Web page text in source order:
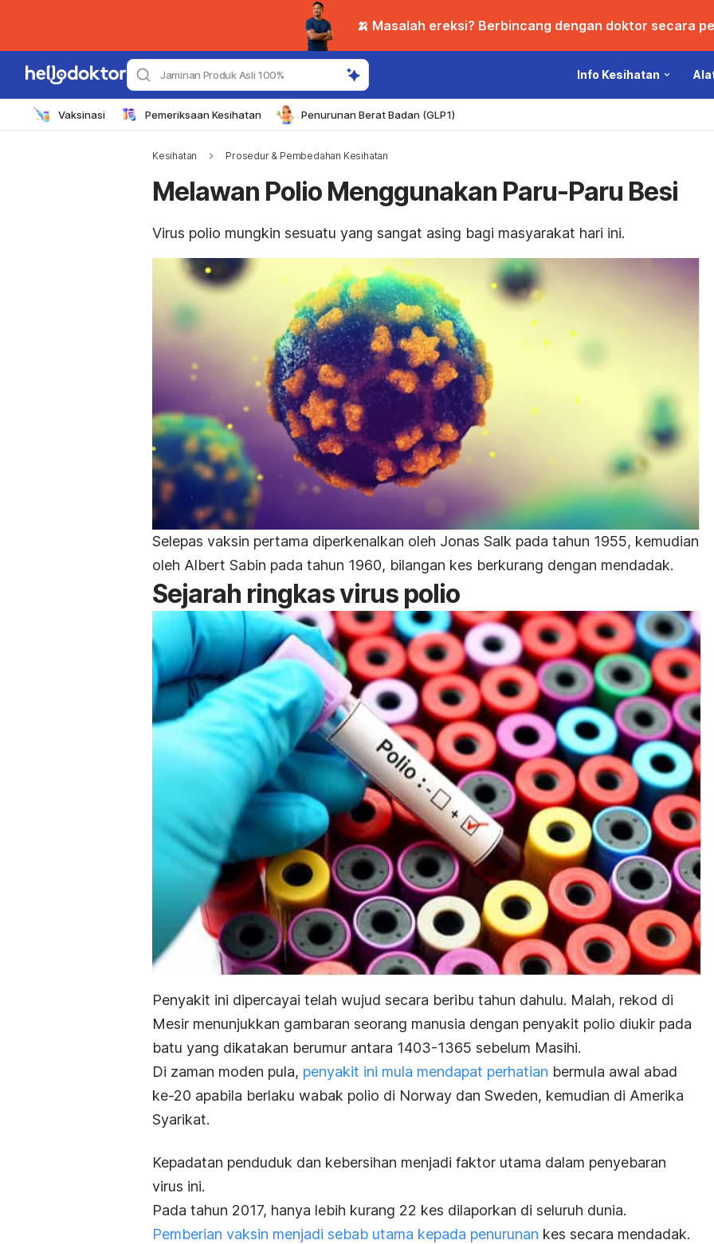
🍌 Masalah ereksi? Berbincang dengan doktor secara
Jaminan Produk Asli 100% Info Kesihatan
Vaksinasi Pemeriksaan Kesihatan Penurunan Berat Badan (GLP1)
Kesihatan Prosedur & Pembedahan Kesihatan
Melawan Polio Menggunakan Paru-Paru Besi
Virus polio mungkin sesuatu yang sangat asing bagi masyarakat hari ini.
Selepas vaksin pertama diperkenalkan oleh Jonas Salk pada tahun 1955, kemudian
oleh Albert Sabin pada tahun 1960, bilangan kes berkurang dengan mendadak.
Sejarah ringkas virus polio
Penyakit ini dipercayai telah wujud secara beribu tahun dahulu. Malah, rekod di
Mesir menunjukkan gambaran seorang manusia dengan penyakit polio diukir pada
batu yang dikatakan berumur antara 1403-1365 sebelum Masihi.
Di zaman moden pula, penyakit ini mula mendapat perhatian bermula awal abad
ke-20 apabila berlaku wabak polio di Norway dan Sweden, kemudian di Amerika
Syarikat.
Kepadatan penduduk dan kebersihan menjadi faktor utama dalam penyebaran
virus ini.
Pada tahun 2017, hanya lebih kurang 22 kes dilaporkan di seluruh dunia.
Pemberian vaksin menjadi sebab utama kepada penurunan kes secara mendadak.